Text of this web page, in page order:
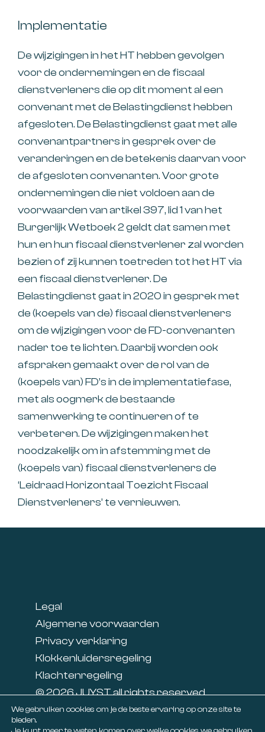
Implementatie
De wijzigingen in het HT hebben gevolgen
voor de ondernemingen en de fiscaal
dienstverleners die op dit moment al een
convenant met de Belastingdienst hebben
afgesloten. De Belastingdienst gaat met alle
convenantpartners in gesprek over de
veranderingen en de betekenis daarvan voor
de afgesloten convenanten. Voor grote
ondernemingen die niet voldoen aan de
voorwaarden van artikel 397, lid 1 van het
Burgerlijk Wetboek 2 geldt dat samen met
hun en hun fiscaal dienstverlener zal worden
bezien of zij kunnen toetreden tot het HT via
een fiscaal dienstverlener. De
Belastingdienst gaat in 2020 in gesprek met
de (koepels van de) fiscaal dienstverleners
om de wijzigingen voor de FD-convenanten
nader toe te lichten. Daarbij worden ook
afspraken gemaakt over de rol van de
(koepels van) FD’s in de implementatiefase,
met als oogmerk de bestaande
samenwerking te continueren of te
verbeteren. De wijzigingen maken het
noodzakelijk om in afstemming met de
(koepels van) fiscaal dienstverleners de
‘Leidraad Horizontaal Toezicht Fiscaal
Dienstverleners’ te vernieuwen.
Legal
Algemene voorwaarden
Privacy verklaring
Klokkenluidersregeling
Klachtenregeling
© 2026 JUYST all rights reserved
Linkedin
Facebook
We gebruiken cookies om je de beste ervaring op onze site te
bieden.